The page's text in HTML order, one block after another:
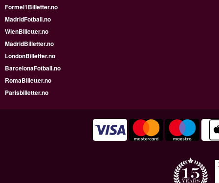
Formel1Billetter.no
MadridFotball.no
WienBilletter.no
MadridBilletter.no
LondonBilletter.no
BarcelonaFotball.no
RomaBilletter.no
Parisbilletter.no